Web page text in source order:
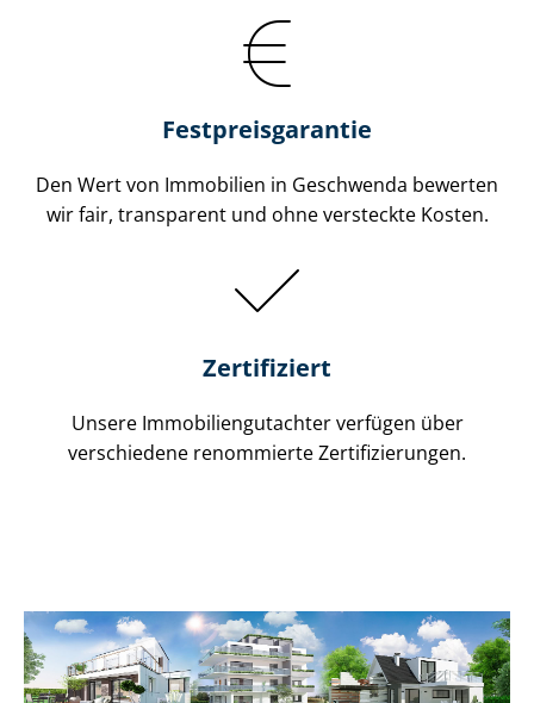
Festpreis​garantie
Den Wert von Immobilien in Geschwenda bewerten
wir fair, transparent und ohne versteckte Kosten.
Zertifiziert
Unsere Immobilien­gutachter verfügen über
verschiedene renommierte Zer­ti­fi­zie­run­gen.